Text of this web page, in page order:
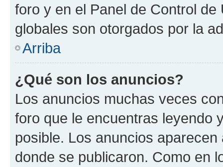
foro y en el Panel de Control
globales son otorgados por la
Arriba
¿Qué son los anuncios?
Los anuncios muchas veces
foro que le encuentras leyendo
posible. Los anuncios
donde se publicaron. Como en